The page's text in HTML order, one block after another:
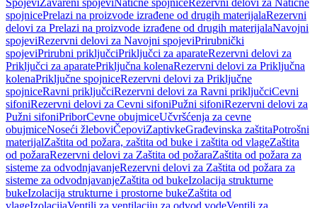
SpojeviZavareni spojeviNatične spojniceRezervni delovi za Natične
spojnicePrelazi na proizvode izrađene od drugih materijalaRezervni
delovi za Prelazi na proizvode izrađene od drugih materijalaNavojni
spojeviRezervni delovi za Navojni spojeviPrirubnički
spojeviPrirubni priključciPriključci za aparateRezervni delovi za
Priključci za aparatePriključna kolenaRezervni delovi za Priključna
kolenaPriključne spojniceRezervni delovi za Priključne
spojniceRavni priključciRezervni delovi za Ravni priključciCevni
sifoniRezervni delovi za Cevni sifoniPužni sifoniRezervni delovi za
Pužni sifoniPriborCevne obujmiceUčvršćenja za cevne
obujmiceNoseći žleboviČepoviZaptivkeGrađevinska zaštitaPotrošni
materijalZaštita od požara, zaštita od buke i zaštita od vlageZaštita
od požaraRezervni delovi za Zaštita od požaraZaštita od požara za
sisteme za odvodnjavanjeRezervni delovi za Zaštita od požara za
sisteme za odvodnjavanjeZaštita od bukeIzolacija strukturne
bukeIzolacija strukturne i prostorne bukeZaštita od
vlageIzolacijaVentili za ventilaciju za odvod vodeVentili za